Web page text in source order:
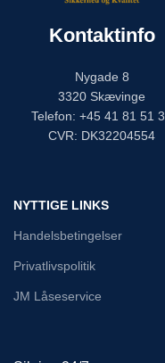
Kontaktinfo
Nygade 8
3320 Skævinge
Telefon: +45 41 81 51
CVR: DK32204554
NYTTIGE LINKS
Handelsbetingelser
Privatlivspolitik
JM Låseservice